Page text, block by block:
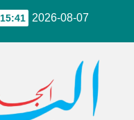
2026-08-07
15:41